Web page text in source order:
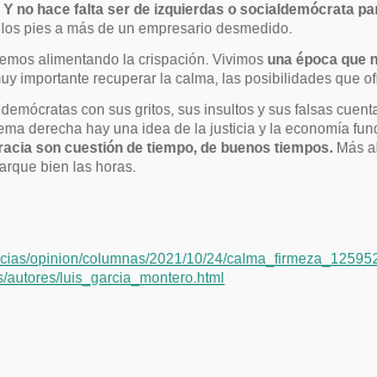
Y no hace falta ser de izquierdas o socialdemócrata
pies a más de un empresario desmedido.
alimentando la crispación. Vivimosuna época que
importante recuperar la calma, las posibilidades que
con sus gritos, sus insultos y sus falsas
derecha hay una idea de la justicia y la economía
son cuestión de tiempo, de buenos tiempos. Más
bien las horas.
opinion/columnas/2021/10/24/
autores/luis_garcia_montero.html